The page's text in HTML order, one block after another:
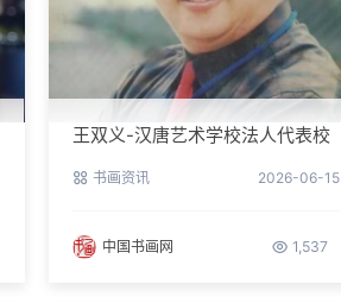
王双义-汉唐艺术学校法人代表校
书画资讯 2026-06-15
中国书画网 1,537